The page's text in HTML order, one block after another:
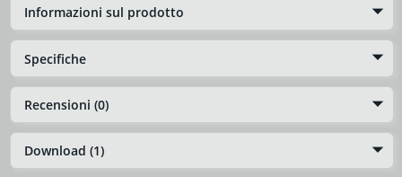
Informazioni sul prodotto
Specifiche
Recensioni (0)
Download (1)